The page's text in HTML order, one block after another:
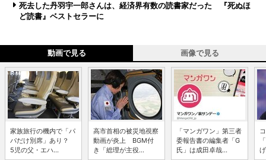
死去した丹羽宇一郎さんは、経済界有数の読書家だった 『死ぬほ
ど読書』ベストセラーに
動画で見る 画像で見る
家族旅行の機内で「パ
パだけ別席」あり？
5児の父・エハ...
高市首相の被災地視察
動画が炎上 BGM付
き「総理が主役...
「マンガワン」第三者
委報告書の編集者「G
氏」は成田卓哉...